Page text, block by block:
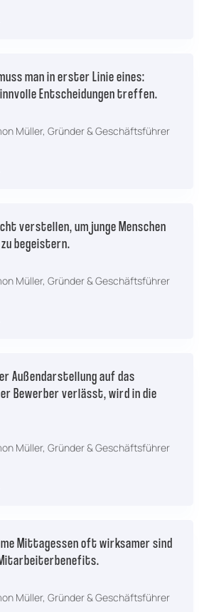
man in erster Linie eines:
Entscheidungen treffen.
Müller, Gründer & Geschäftsführer
verstellen, um junge Menschen
begeistern.
Müller, Gründer & Geschäftsführer
Außendarstellung auf das
Bewerber verlässt, wird in die
Müller, Gründer & Geschäftsführer
Mittagessen oft wirksamer sind
Müller, Gründer & Geschäftsführer